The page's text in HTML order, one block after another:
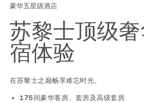
豪华五星级酒店
苏黎士顶级
宿体验
在苏黎士之巅畅享难忘时光。
175间豪华客房、套房及高级套房